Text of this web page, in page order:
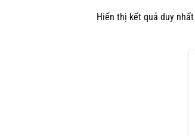
Hiển thị kết quả duy nhất